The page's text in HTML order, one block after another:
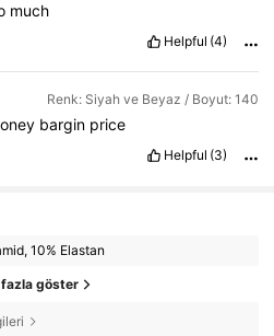
much
Helpful (4)
Renk: Siyah ve Beyaz / Boyut: 140
bargin price
Helpful (3)
10% Elastan
fazla göster